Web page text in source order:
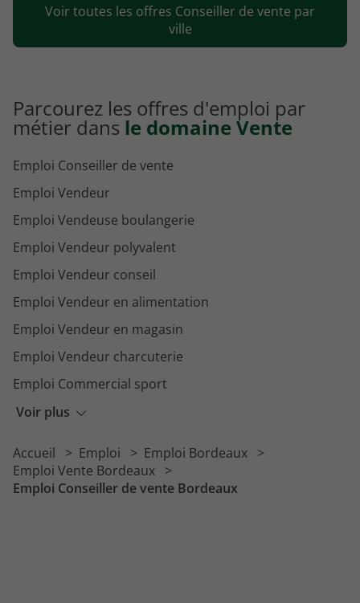
Emploi Conseiller de vente Metz
Voir toutes les offres Conseiller de vente par
ville
Parcourez les offres d'emploi par
métier dans le domaine Vente
Voir plus
Emploi Conseiller de vente
Emploi Vendeur
Emploi Vendeuse boulangerie
Emploi Vendeur polyvalent
Emploi Vendeur conseil
Emploi Vendeur en alimentation
Emploi Vendeur en magasin
Emploi Vendeur charcuterie
Emploi Commercial sport
Emploi Conseillère vendeuse
Emploi Boucher vendeur
Accueil Emploi
Emploi Bordeaux
Emploi Vente Bordeaux
Emploi Conseiller de vente Bordeaux